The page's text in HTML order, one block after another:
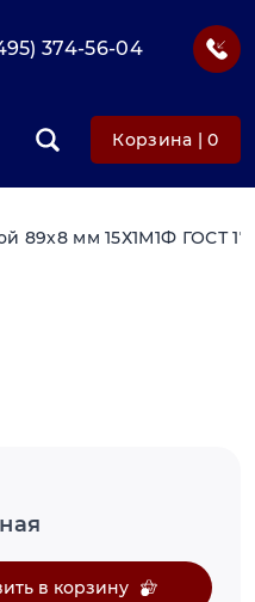
374-56-04
ФольгаКорзина |0
мм 15Х1М1Ф ГОСТ
в корзину